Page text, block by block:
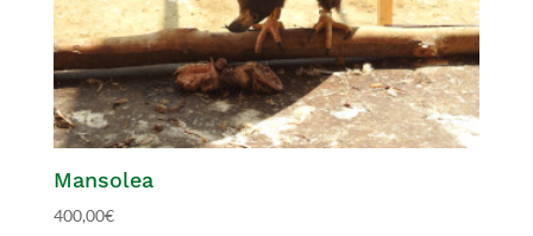
Mansolea
400,00€